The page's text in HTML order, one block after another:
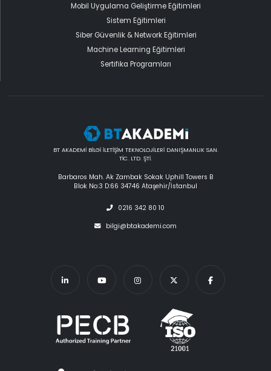
Mobil Uygulama Geliştirme Eğitimleri
Sistem Eğitimleri
Siber Güvenlik & Network Eğitimleri
Machine Learning Eğitimleri
Sertifika Programları
BT AKADEMİ BİLGİ İLETİŞİM TEKNOLOJİLERİ DANIŞMANLIK SAN.
TİC. LTD. ŞTİ.
Barbaros Mah. Ak Zambak Sokak Uphill Towers B
Blok No:3 D:66 34746 Ataşehir/İstanbul
0216 342 80 10
bilgi@btakademi.com